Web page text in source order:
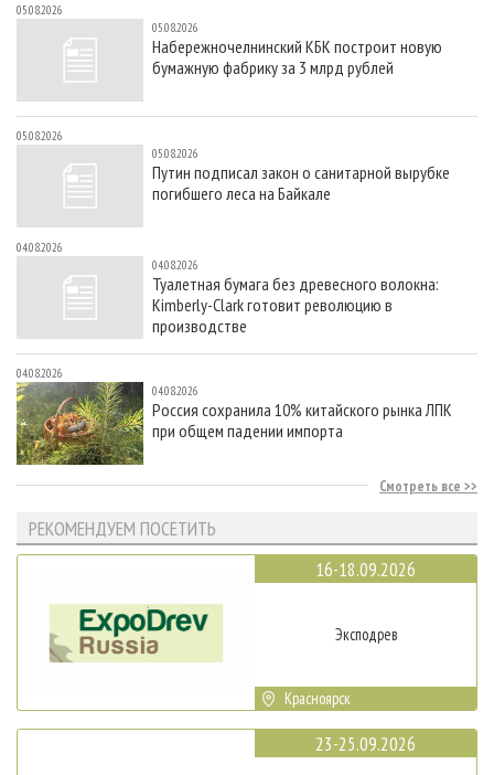
05.08.2026
05.08.2026
Набережночелнинский КБК построит новую
бумажную фабрику за 3 млрд рублей
05.08.2026
05.08.2026
Путин подписал закон о санитарной вырубке
погибшего леса на Байкале
04.08.2026
04.08.2026
Туалетная бумага без древесного волокна:
Kimberly-Clark готовит революцию в
производстве
04.08.2026
04.08.2026
Россия сохранила 10% китайского рынка ЛПК
при общем падении импорта
Смотреть все
РЕКОМЕНДУЕМ ПОСЕТИТЬ
16-18.09.2026
Эксподрев
Красноярск
23-25.09.2026